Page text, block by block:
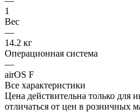
1
Вес
—
14.2 кг
Операционная система
—
airOS F
Все характеристики
Цена действительна только для
отличаться от цен в розничных